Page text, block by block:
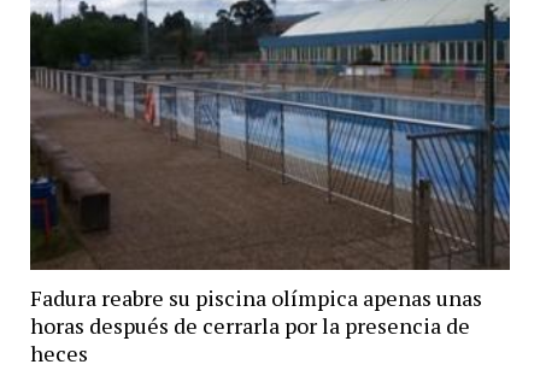
Fadura reabre su piscina olímpica apenas unas
horas después de cerrarla por la presencia de
heces